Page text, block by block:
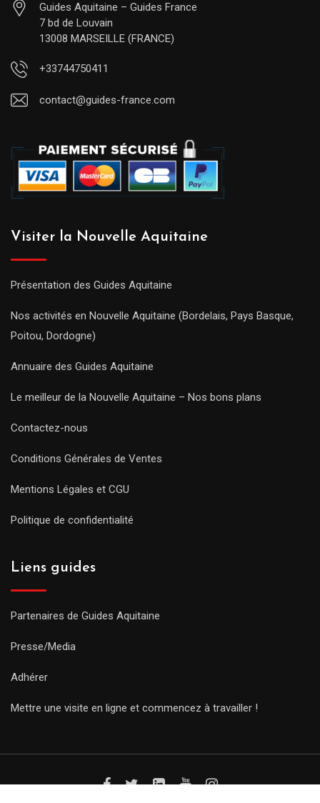
Guides Aquitaine – Guides France
7 bd de Louvain
13008 MARSEILLE (FRANCE)
+33744750411
contact@guides-france.com
Visiter la Nouvelle Aquitaine
Présentation des Guides Aquitaine
Nos activités en Nouvelle Aquitaine (Bordelais, Pays Basque,
Poitou, Dordogne)
Annuaire des Guides Aquitaine
Le meilleur de la Nouvelle Aquitaine – Nos bons plans
Contactez-nous
Conditions Générales de Ventes
Mentions Légales et CGU
Politique de confidentialité
Liens guides
Partenaires de Guides Aquitaine
Presse/Media
Adhérer
Mettre une visite en ligne et commencez à travailler !